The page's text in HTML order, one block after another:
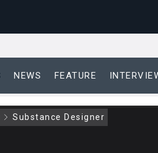
NEWS FEATURE
Substance Designer